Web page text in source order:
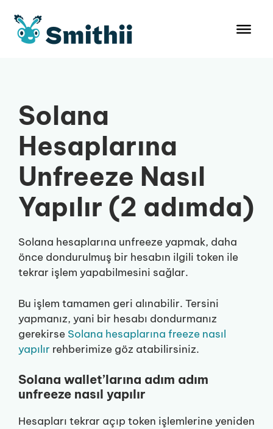
atla
Solana
Hesaplarına
Unfreeze Nasıl
Yapılır (2 adımda)
Solana hesaplarına unfreeze yapmak, daha
önce dondurulmuş bir hesabın ilgili token ile
tekrar işlem yapabilmesini sağlar.
Bu işlem tamamen geri alınabilir. Tersini
yapmanız, yani bir hesabı dondurmanız
gerekirse Solana hesaplarına freeze nasıl
yapılır rehberimize göz atabilirsiniz.
Solana wallet’larına adım adım
unfreeze nasıl yapılır
Hesapları tekrar açıp token işlemlerine yeniden